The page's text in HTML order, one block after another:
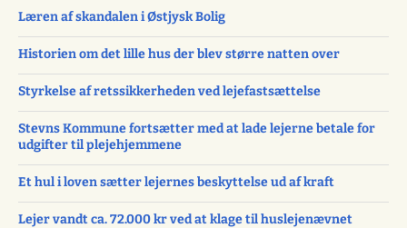
Læren af skandalen i Østjysk Bolig
Historien om det lille hus der blev større natten over
Styrkelse af retssikkerheden ved lejefastsættelse
Stevns Kommune fortsætter med at lade lejerne betale for
udgifter til plejehjemmene
Et hul i loven sætter lejernes beskyttelse ud af kraft
Lejer vandt ca. 72.000 kr ved at klage til huslejenævnet